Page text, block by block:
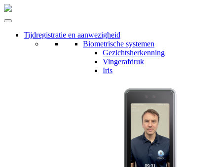
Tijdregistratie en aanwezigheid
Biometrische systemen
Gezichtsherkenning
Vingerafdruk
Iris